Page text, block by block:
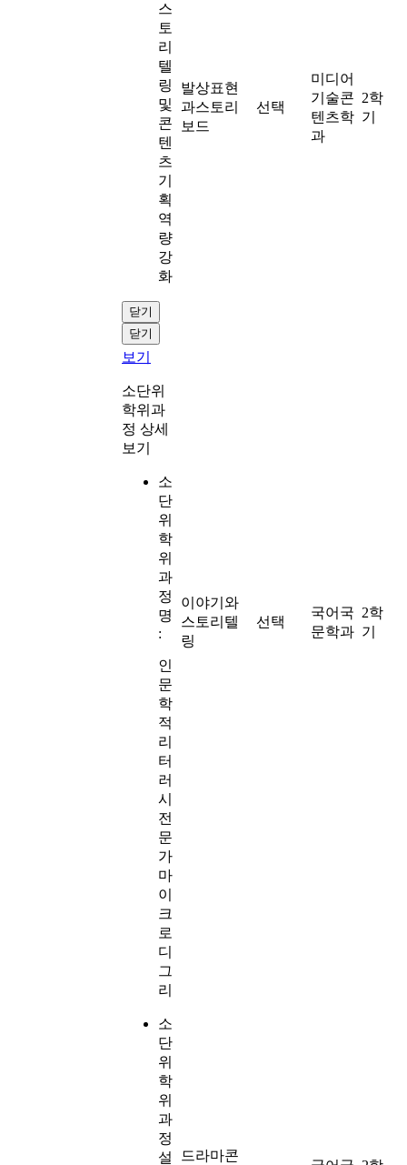
스
토
리
텔
링
및
콘
텐
츠
기
획
역
량
강
화
닫기
닫기
발상표현
과스토리
보드
선택
미디어
기술콘
텐츠학
과
2학
기
보기
소단위
학위과
정 상세
보기
소
단
위
학
위
과
정
명
:
인
문
학
적
리
터
러
시
전
문
가
마
이
크
로
디
그
리
소
단
위
학
위
과
정
설
이야기와
스토리텔
링
선택
국어국
문학과
2학
기
드라마콘